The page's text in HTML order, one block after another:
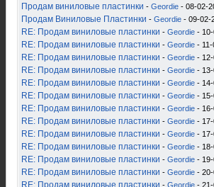
Продам виниловые пластинки - Geordie - 08-02-
Продам Виниловые Пластинки - Geordie - 09-02-
RE: Продам виниловые пластинки - Geordie -
RE: Продам виниловые пластинки - Geordie -
RE: Продам виниловые пластинки - Geordie -
RE: Продам виниловые пластинки - Geordie -
RE: Продам виниловые пластинки - Geordie -
RE: Продам виниловые пластинки - Geordie -
RE: Продам виниловые пластинки - Geordie -
RE: Продам виниловые пластинки - Geordie - 17-
RE: Продам виниловые пластинки - Geordie -
RE: Продам виниловые пластинки - Geordie - 18-
RE: Продам виниловые пластинки - Geordie -
RE: Продам виниловые пластинки - Geordie -
RE: Продам виниловые пластинки - Geordie -